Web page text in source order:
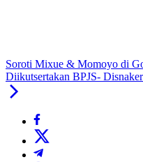
Soroti Mixue & Momoyo di
Diikutsertakan BPJS-